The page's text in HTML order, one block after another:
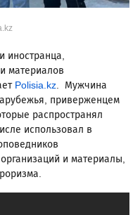
иностранца,
материалов
Polisia.kz. Мужчина
приверженцем
распространял
использовал в
и материалы,